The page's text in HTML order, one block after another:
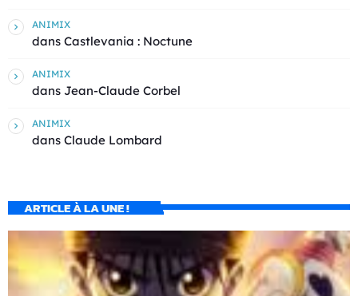
ANIMIX
dans Castlevania : Noctune
ANIMIX
dans Jean-Claude Corbel
ANIMIX
dans Claude Lombard
ARTICLE À LA UNE !